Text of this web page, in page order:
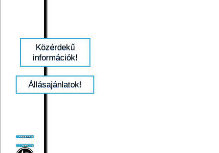
Közérdekű
információk!
Állásajánlatok!